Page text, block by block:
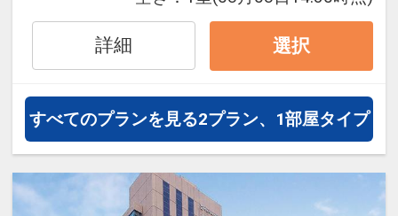
もビジネスにも最適な立地と設備
で、快適な京都滞在をお楽しみいた
詳細 選択
すべてのプランを見る2プラン、1部屋タイプ